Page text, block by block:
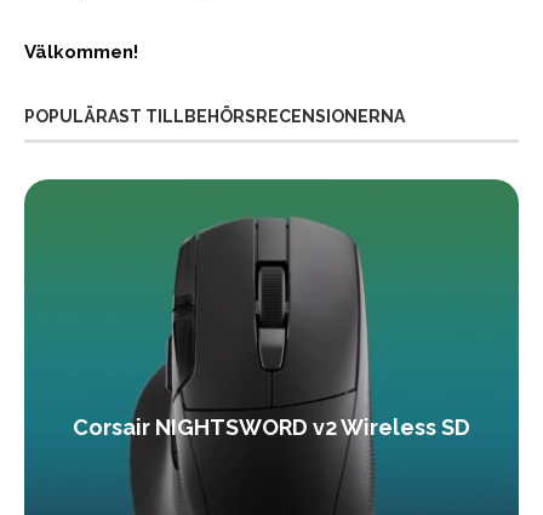
Välkommen!
POPULÄRAST TILLBEHÖRSRECENSIONERNA
Corsair NIGHTSWORD v2 Wireless SD